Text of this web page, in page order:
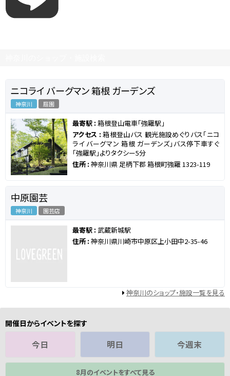
ニコライ バーグマン 箱根 ガーデンズ
神奈川 庭園
最寄駅 : 箱根登山電車「強羅駅」
アクセス :箱根登山バス 観光施設めぐりバス「ニコ
ライ バーグマン 箱根 ガーデンズ」バス停下車すぐ
「強羅駅」よりタクシー5分
住所 : 神奈川県 足柄下郡 箱根町強羅 1323-119
中原園芸
神奈川 園芸店
最寄駅 : 武蔵新城駅
住所 : 神奈川県川崎市中原区上小田中2-35-46
神奈川のショップ・施設一覧を見る
開催日からイベントを探す
今日 明日 今週末
8月のイベントをすべて見る